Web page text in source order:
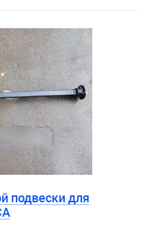
подвески для